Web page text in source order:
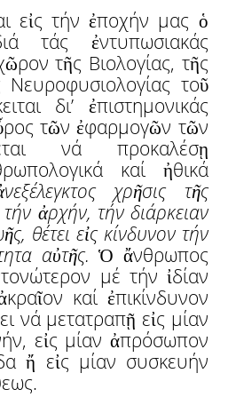
εἰς τήν ἐποχήν μας ὁ
τάς ἐντυπωσιακάς
τῆς Βιολογίας, τῆς
Νευροφυσιολογίας τοῦ
δι’ ἐπιστημονικάς
τῶν ἐφαρμογῶν τῶν
νά προκαλέσῃ
καί ἠθικά
νεξέλεγκτος χρῆσις τῆς
τήν ἀρχήν, τήν διάρκειαν
ῆς, θέτει εἰς κίνδυνον τήν
αὐτῆς. Ὁ ἄνθρωπος
μέ τήν ἰδίαν
καί ἐπικίνδυνον
νά μετατραπῇ εἰς μίαν
εἰς μίαν ἀπρόσωπον
ἤ εἰς μίαν συσκευήν